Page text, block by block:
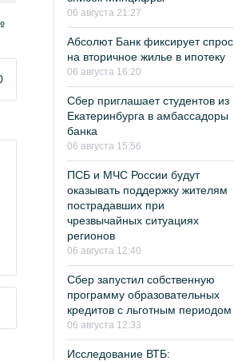
06 августа 21:27
Абсолют Банк фиксирует спрос
на вторичное жилье в ипотеку
06 августа 16:20
Сбер приглашает студентов из
Екатеринбурга в амбассадоры
банка
06 августа 15:56
ПСБ и МЧС России будут
оказывать поддержку жителям
пострадавших при
чрезвычайных ситуациях
регионов
06 августа 12:40
Сбер запустил собственную
программу образовательных
кредитов с льготным периодом
06 августа 12:33
Исследование ВТБ: